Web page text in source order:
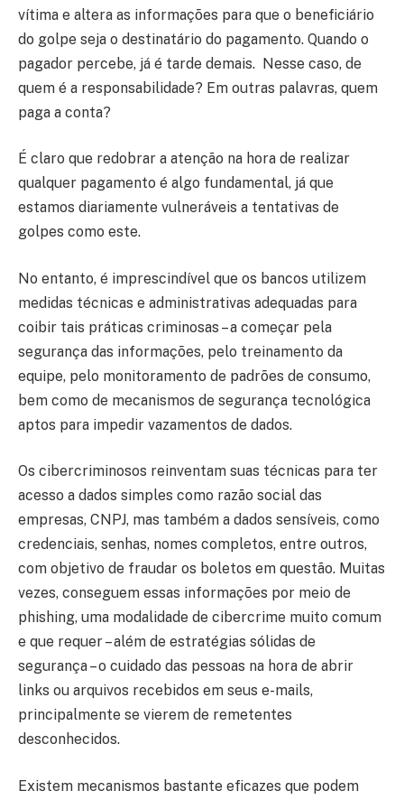
vítima e altera as informações para que o beneficiário
do golpe seja o destinatário do pagamento. Quando o
pagador percebe, já é tarde demais. Nesse caso, de
quem é a responsabilidade? Em outras palavras, quem
paga a conta?
É claro que redobrar a atenção na hora de realizar
qualquer pagamento é algo fundamental, já que
estamos diariamente vulneráveis a tentativas de
golpes como este.
No entanto, é imprescindível que os bancos utilizem
medidas técnicas e administrativas adequadas para
coibir tais práticas criminosas – a começar pela
segurança das informações, pelo treinamento da
equipe, pelo monitoramento de padrões de consumo,
bem como de mecanismos de segurança tecnológica
aptos para impedir vazamentos de dados.
Os cibercriminosos reinventam suas técnicas para ter
acesso a dados simples como razão social das
empresas, CNPJ, mas também a dados sensíveis, como
credenciais, senhas, nomes completos, entre outros,
com objetivo de fraudar os boletos em questão. Muitas
vezes, conseguem essas informações por meio de
phishing, uma modalidade de cibercrime muito comum
e que requer – além de estratégias sólidas de
segurança – o cuidado das pessoas na hora de abrir
links ou arquivos recebidos em seus e-mails,
principalmente se vierem de remetentes
desconhecidos.
Existem mecanismos bastante eficazes que podem